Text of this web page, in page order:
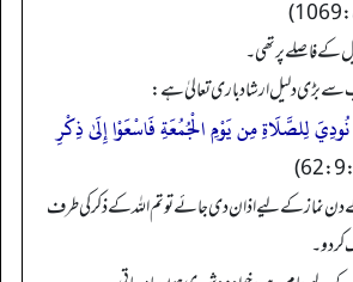
کے فاصلے پر تھی۔
سے بڑی دلیل ارشاد باری تعالیٰ ہے:
نُودِيَ لِلصَّلَاةِ مِن يَوْمِ الْجُمُعَةِ فَاسْعَوْا إِلَىٰ ذِكْرِ
نماز کے لیے اذان دی جائے تو تم اللہ کے ذکر کی طرف
دو۔